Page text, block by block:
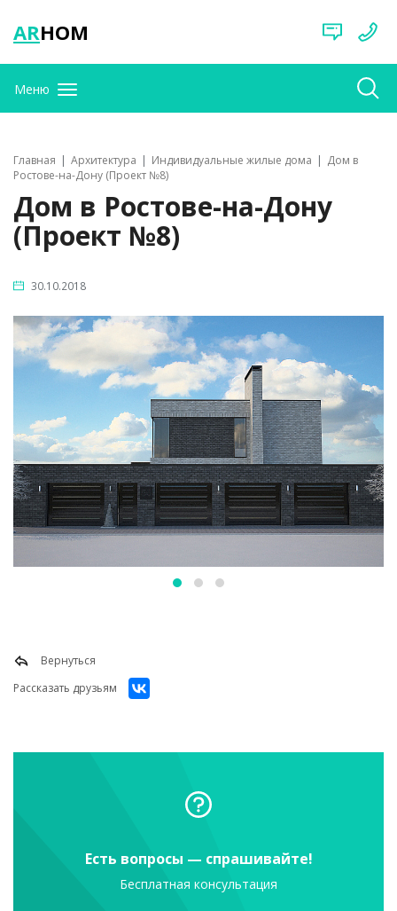
ARHOM
Меню
Главная Архитектура Индивидуальные жилые дома
Дом в
Ростове-на-Дону (Проект №8)
Дом в Ростове-на-Дону
(Проект №8)
30.10.2018
Вернуться
Рассказать друзьям
Есть вопросы — спрашивайте!
Бесплатная консультация